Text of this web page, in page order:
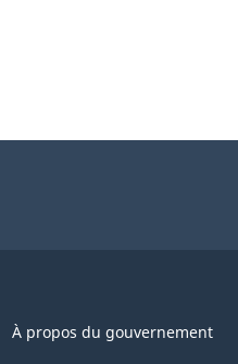
À propos du gouvernement